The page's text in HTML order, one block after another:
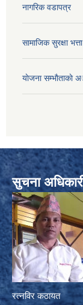
नागरिक वडापत्र
सामाजिक सुरक्षा
याेजना
सुचना
रत्नविर कठायत